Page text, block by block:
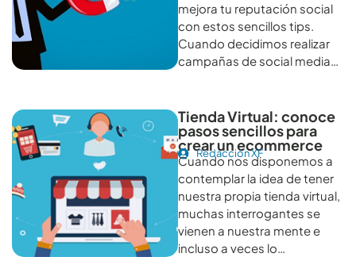
mejora tu reputación social
con estos sencillos tips.
Cuando decidimos realizar
campañas de social media…
Tienda Virtual: conoce
pasos sencillos para
crear un ecommerce
Redacción XF
Cuando nos disponemos a
contemplar la idea de tener
nuestra propia tienda virtual,
muchas interrogantes se
vienen a nuestra mente e
incluso a veces lo…